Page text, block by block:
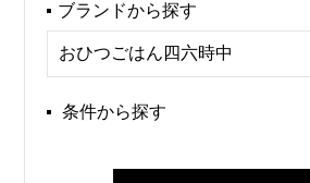
ブランドから探す
条件から探す